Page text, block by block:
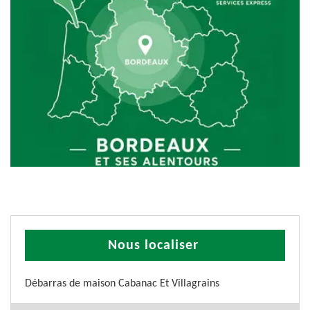
Nous localiser
Débarras de maison Cabanac Et Villagrains